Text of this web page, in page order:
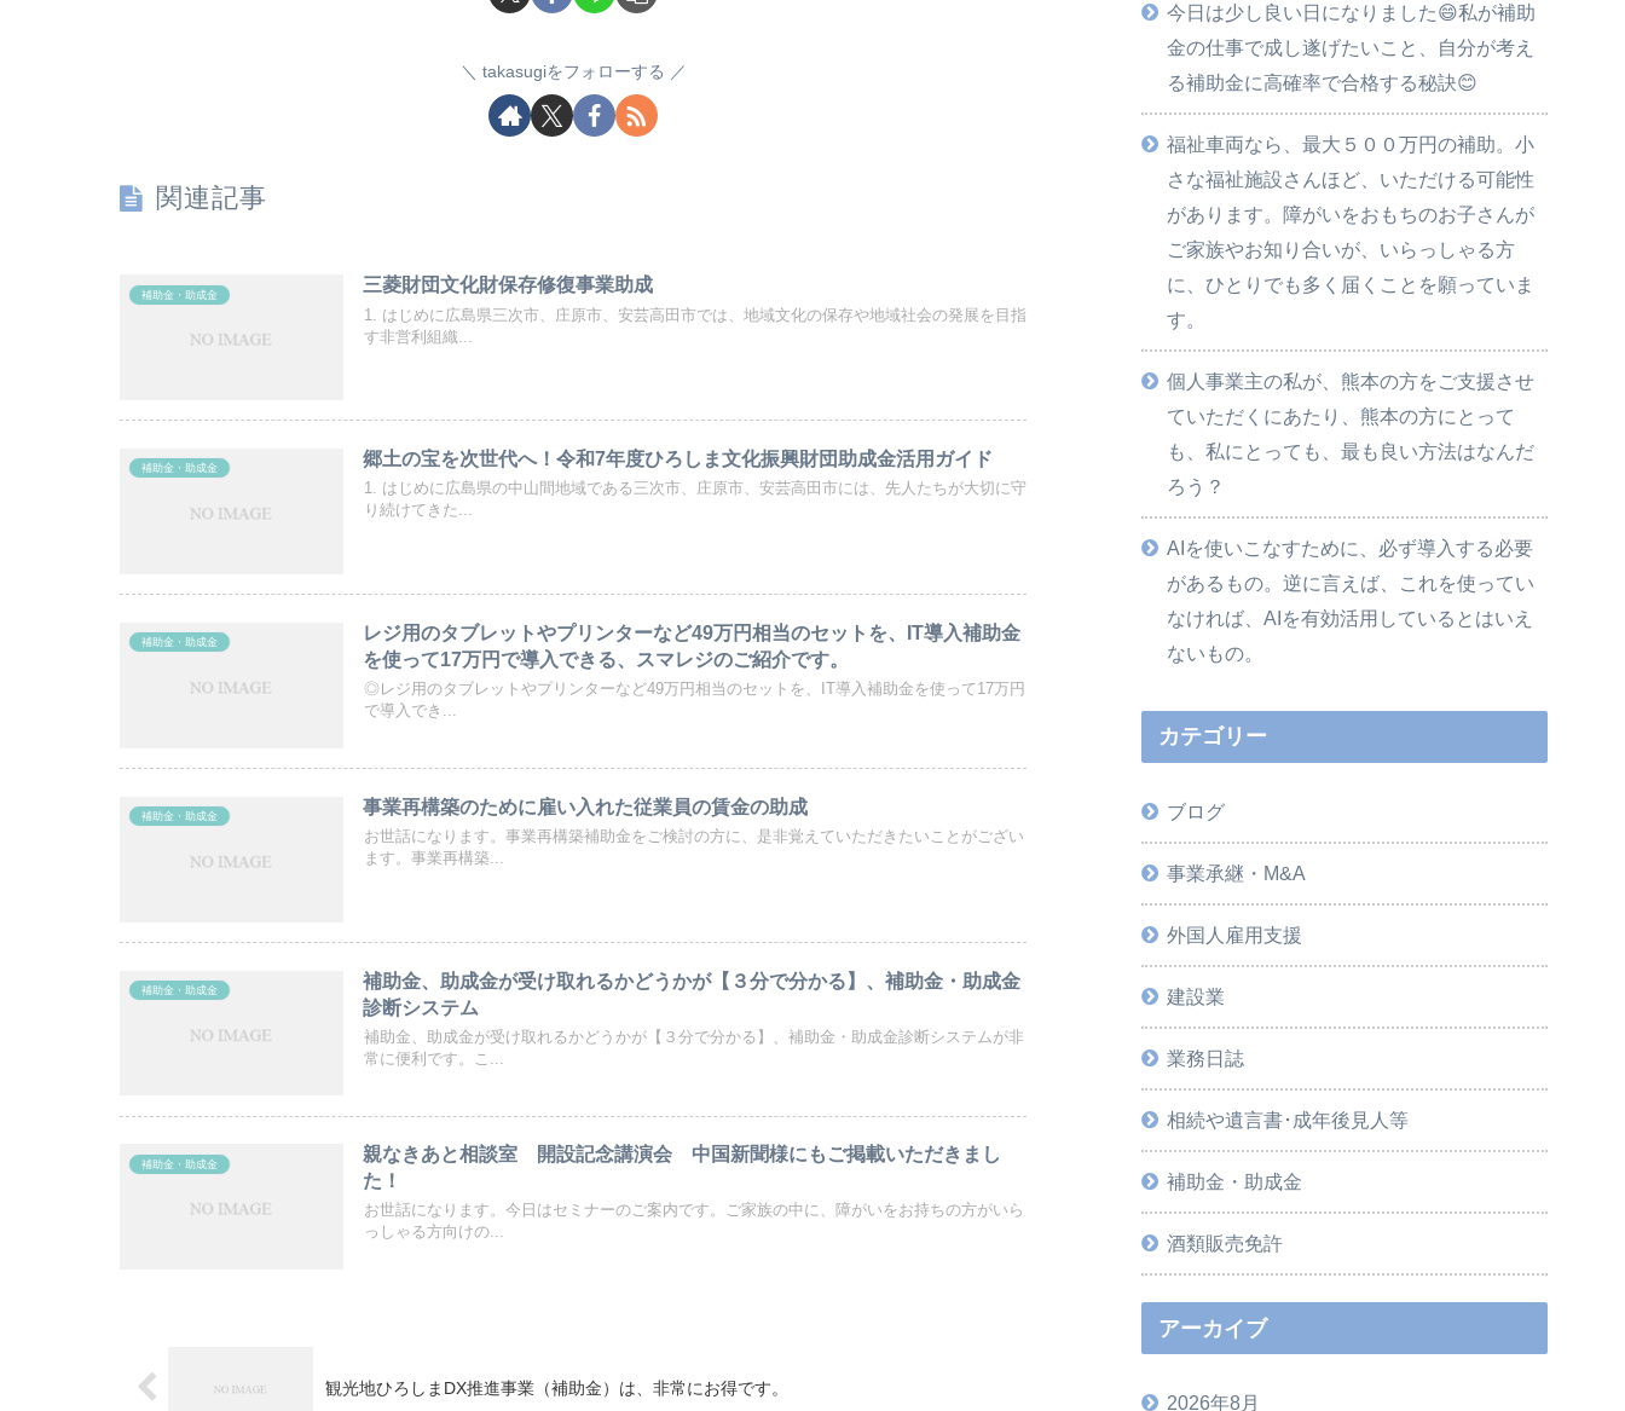
takasugiをフォローする
関連記事
補助金・助成金 三菱財団文化財保存修復事業助成
1. はじめに広島県三次市、庄原市、安芸高田市では、地域文化の保存や地域社会の発展を目指
す非営利組織...
補助金・助成金 郷土の宝を次世代へ！令和7年度ひろしま文化振興財団助成金活用ガイド
1. はじめに広島県の中山間地域である三次市、庄原市、安芸高田市には、先人たちが大切に守
り続けてきた...
補助金・助成金
レジ用のタブレットやプリンターなど49万円相当のセットを、IT導入補助金
を使って17万円で導入できる、スマレジのご紹介です。
◎レジ用のタブレットやプリンターなど49万円相当のセットを、IT導入補助金を使って17万円
で導入でき...
補助金・助成金 事業再構築のために雇い入れた従業員の賃金の助成
お世話になります。事業再構築補助金をご検討の方に、是非覚えていただきたいことがござい
ます。事業再構築...
補助金・助成金
補助金、助成金が受け取れるかどうかが【３分で分かる】、補助金・助成金
診断システム
補助金、助成金が受け取れるかどうかが【３分で分かる】、補助金・助成金診断システムが非
常に便利です。こ...
補助金・助成金
親なきあと相談室 開設記念講演会 中国新聞様にもご掲載いただきまし
た！
お世話になります。今日はセミナーのご案内です。ご家族の中に、障がいをお持ちの方がいら
っしゃる方向けの...
観光地ひろしまDX推進事業（補助金）は、非常にお得です。
今日は少し良い日になりました😄私が補助
金の仕事で成し遂げたいこと、自分が考え
る補助金に高確率で合格する秘訣😊
福祉車両なら、最大５００万円の補助。小
さな福祉施設さんほど、いただける可能性
があります。障がいをおもちのお子さんが
ご家族やお知り合いが、いらっしゃる方
に、ひとりでも多く届くことを願っていま
す。
個人事業主の私が、熊本の方をご支援させ
ていただくにあたり、熊本の方にとって
も、私にとっても、最も良い方法はなんだ
ろう？
AIを使いこなすために、必ず導入する必要
があるもの。逆に言えば、これを使ってい
なければ、AIを有効活用しているとはいえ
ないもの。
カテゴリー
ブログ
事業承継・M&A
外国人雇用支援
建設業
業務日誌
相続や遺言書･成年後見人等
補助金・助成金
酒類販売免許
アーカイブ
2026年8月